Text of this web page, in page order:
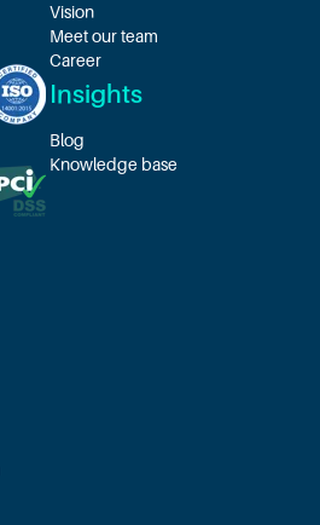
Vision
Meet our team
Career
Insights
Blog
Knowledge base